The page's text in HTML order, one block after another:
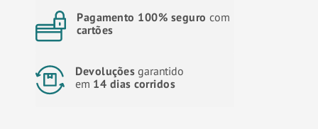
Pagamento 100% seguro com
cartões
Devoluções garantido
em 14 dias corridos